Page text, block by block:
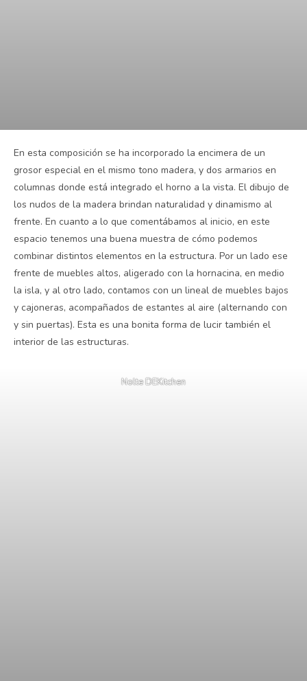
En esta composición se ha incorporado la encimera de un
grosor especial en el mismo tono madera, y dos armarios en
columnas donde está integrado el horno a la vista. El dibujo de
los nudos de la madera brindan naturalidad y dinamismo al
frente. En cuanto a lo que comentábamos al inicio, en este
espacio tenemos una buena muestra de cómo podemos
combinar distintos elementos en la estructura. Por un lado ese
frente de muebles altos, aligerado con la hornacina, en medio
la isla, y al otro lado, contamos con un lineal de muebles bajos
y cajoneras, acompañados de estantes al aire (alternando con
y sin puertas). Esta es una bonita forma de lucir también el
interior de las estructuras.
Nolte DEKitchen